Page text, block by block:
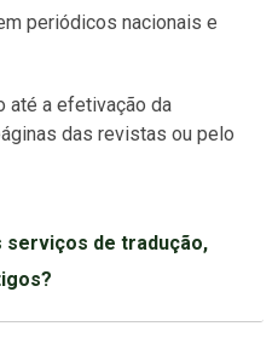
periódicos nacionais e
até a efetivação da
das revistas ou pelo
serviços de tradução,